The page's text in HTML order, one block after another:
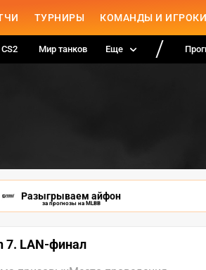
ТУРНИРЫ КОМАНДЫ И ИГРОКИ
CS2 Мир танков Еще
Разыгрываем айфон
за прогнозы на MLBB
7. LAN-финал